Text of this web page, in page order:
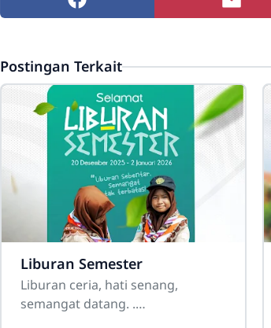
Postingan Terkait
Liburan Semester
Liburan ceria, hati senang,
semangat datang. .